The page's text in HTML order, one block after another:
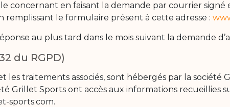
concernant en faisant la demande par courrier signé
remplissant le formulaire présent à cette adresse :
au plus tard dans le mois suivant la demande
du RGPD)
traitements associés, sont hébergés par la société
Grillet Sports ont accès aux informations recueillies
sports.com.